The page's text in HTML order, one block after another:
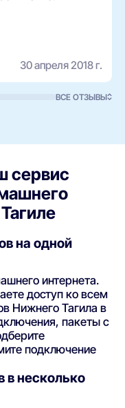
30 апреля 2018 г.
ВСЕ ОТЗЫВЫ
сервис
на одной
интернета.
доступ ко всем
Нижнего Тагила в
пакеты с
подключение
в несколько